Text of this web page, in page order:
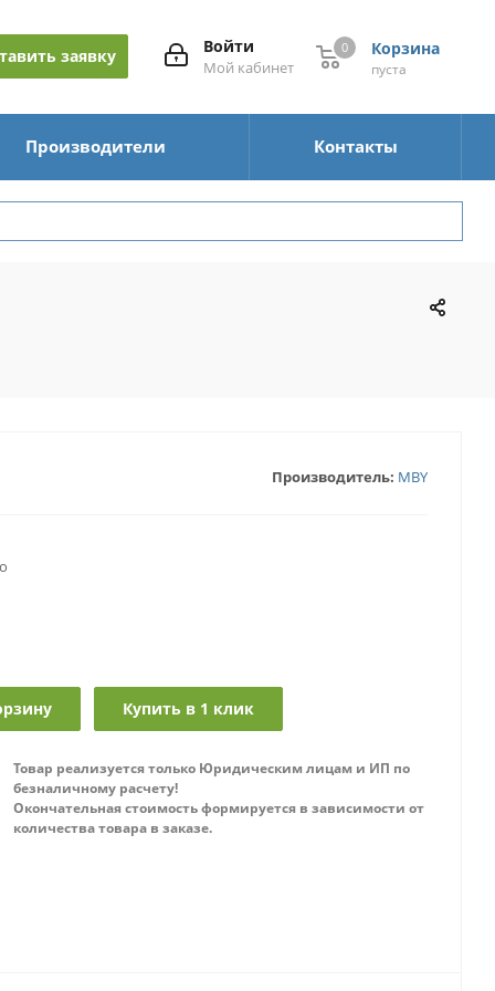
Корзина
0
пуста
0
Войти
Мой кабинет
заявку
Производители Контакты
Производитель: MBY
Купить в 1 клик
Товар реализуется только Юридическим лицам и ИП по
безналичному расчету!
Окончательная стоимость формируется в зависимости от
количества товара в заказе.